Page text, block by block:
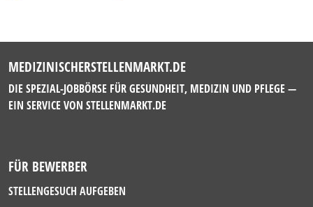
MEDIZINISCHERSTELLENMARKT.DE
DIE SPEZIAL-JOBBÖRSE FÜR GESUNDHEIT, MEDIZIN UND PFLEGE —
EIN SERVICE VON STELLENMARKT.DE
FÜR BEWERBER
STELLENGESUCH AUFGEBEN